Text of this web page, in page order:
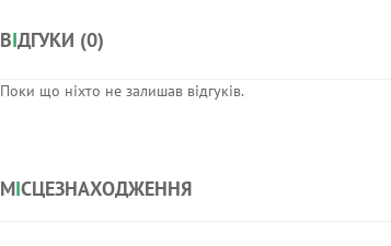
ВІДГУКИ (0)
Поки що ніхто не залишав відгуків.
МІСЦЕЗНАХОДЖЕННЯ